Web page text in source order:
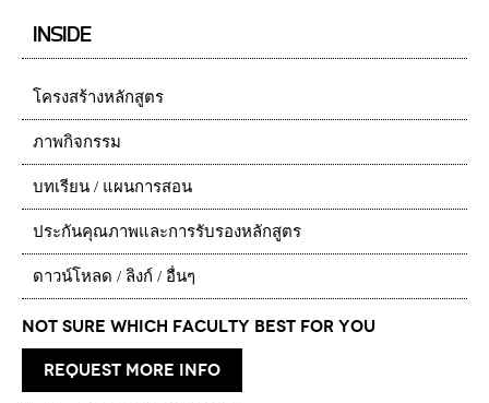
INSIDE
โครงสร้างหลักสูตร
ภาพกิจกรรม
บทเรียน / แผนการสอน
ประกันคุณภาพและการรับรองหลักสูตร
ดาวน์โหลด / ลิงก์ / อื่นๆ
Not Sure which Faculty best for you
request more info